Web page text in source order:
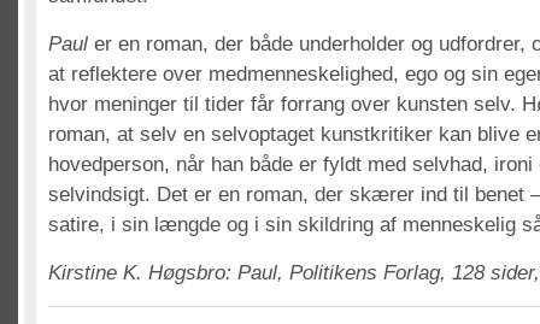
Paul er en roman, der både underholder og
at reflektere over medmenneskelighed, ego og sin
hvor meninger til tider får forrang over kunsten selv.
roman, at selv en selvoptaget kunstkritiker kan blive
hovedperson, når han både er fyldt med selvhad,
selvindsigt. Det er en roman, der skærer ind til benet
satire, i sin længde og i sin skildring af menneskelig
Kirstine K. Høgsbro: Paul, Politikens Forlag, 128